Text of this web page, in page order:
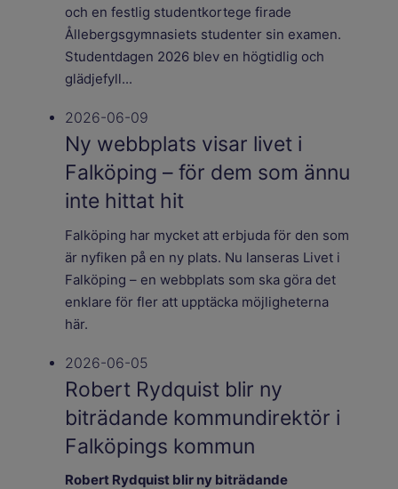
och en festlig studentkortege firade
Ållebergsgymnasiets studenter sin examen.
Studentdagen 2026 blev en högtidlig och
glädjefyll...
2026-06-09
Ny webbplats visar livet i
Falköping – för dem som ännu
inte hittat hit
Falköping har mycket att erbjuda för den som
är nyfiken på en ny plats. Nu lanseras Livet i
Falköping – en webbplats som ska göra det
enklare för fler att upptäcka möjligheterna
här.
2026-06-05
Robert Rydquist blir ny
biträdande kommundirektör i
Falköpings kommun
Robert Rydquist blir ny biträdande